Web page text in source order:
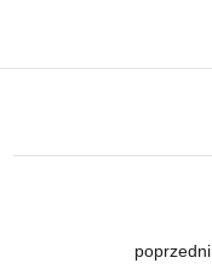
poprzedni